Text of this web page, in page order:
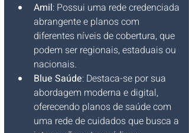
Amil: Possui uma rede credenciada
abrangente e planos com
diferentes níveis de cobertura, que
podem ser regionais, estaduais ou
nacionais.
Blue Saúde: Destaca-se por sua
abordagem moderna e digital,
oferecendo planos de saúde com
uma rede de cuidados que busca a